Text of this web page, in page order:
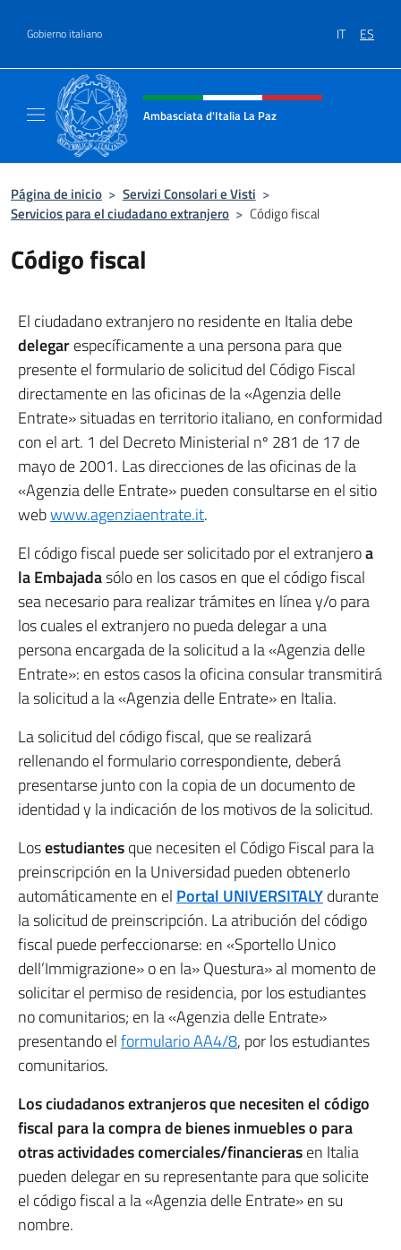
Gobierno italiano IT ES
Encabezado del sitio web,
Ambasciata d'Italia La Paz
Página de inicio > Servizi Consolari e Visti >
Servicios para el ciudadano extranjero > Código fiscal
Código fiscal
El ciudadano extranjero no residente en Italia debe
delegarespecíficamente a una persona para que
presente el formulario de solicitud del Código Fiscal
directamente en las oficinas de la «Agenzia delle
Entrate» situadas en territorio italiano, en conformidad
con el art. 1 del Decreto Ministerial nº 281 de 17 de
mayo de 2001. Las direcciones de las oficinas de la
«Agenzia delle Entrate» pueden consultarse en el sitio
webwww.agenziaentrate.it.
El código fiscal puede ser solicitado por el extranjeroa
la Embajadasólo en los casos en que el código fiscal
sea necesario para realizar trámites en línea y/o para
los cuales el extranjero no pueda delegar a una
persona encargada de la solicitud a la «Agenzia delle
Entrate»: en estos casos la oficina consular transmitirá
la solicitud a la «Agenzia delle Entrate» en Italia.
La solicitud del código fiscal, que se realizará
rellenando el formulario correspondiente, deberá
presentarse junto con la copia de un documento de
identidad y la indicación de los motivos de la solicitud.
Losestudiantesque necesiten el Código Fiscal para la
preinscripción en la Universidad pueden obtenerlo
automáticamente en el Portal UNIVERSITALYdurante
la solicitud de preinscripción. La atribución del código
fiscal puede perfeccionarse: en «Sportello Unico
dell’Immigrazione» o en la» Questura» al momento de
solicitar el permiso de residencia, por los estudiantes
no comunitarios; en la «Agenzia delle Entrate»
presentando elformulario AA4/8, por los estudiantes
comunitarios.
Los ciudadanos extranjeros que necesiten el código
fiscal para la compra de bienes inmuebles o para
otras actividades comerciales/financierasen Italia
pueden delegar en su representante para que solicite
el código fiscal a la «Agenzia delle Entrate» en su
nombre.